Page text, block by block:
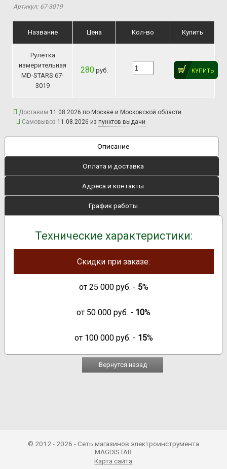
Артикул: 67-3019
Название Цена Кол-во Купить
Рулетка
измерительная
MD-STARS 67-
3019
280 руб. КУПИТЬ
Доставим 11.08.2026 по Москве и Московской области
Самовывоз 11.08.2026 из пунктов выдачи
Описание
Оплата и доставка
Адреса и контакты
График работы
Технические характеристики:
Скидки при заказе:
от 25 000руб. - 5%
от 50 000 руб. - 10%
от 100 000руб. - 15%
Вернутся назад
© 2012 - 2026 - Сеть магазинов электроинструмента
MAGDISTAR
Карта сайта